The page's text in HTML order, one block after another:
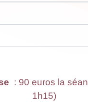
: 90 euros la
1h15)